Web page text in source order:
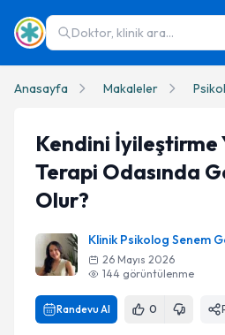
Doktor, klinik ara...
Anasayfa Makaleler
Kendini İyileştirme
Terapi Odasında
Olur?
Klinik Psikolog Senem
26 Mayıs 2026
144 görüntülenme
Randevu Al 0